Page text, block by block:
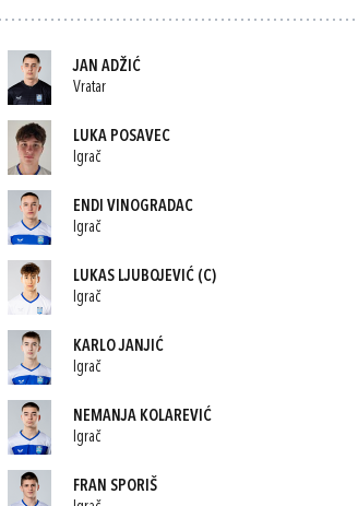
JAN ADŽIĆ
Vratar
LUKA POSAVEC
Igrač
ENDI VINOGRADAC
Igrač
LUKAS LJUBOJEVIĆ(C)
Igrač
KARLO JANJIĆ
Igrač
NEMANJA KOLAREVIĆ
Igrač
FRAN SPORIŠ